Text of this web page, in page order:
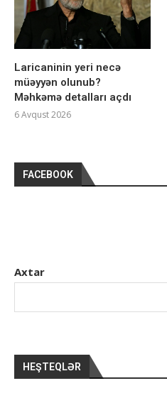
Laricaninin yeri necə
müəyyən olunub?
Məhkəmə detalları açdı
6 Avqust 2026
FACEBOOK
Axtar
HEŞTEQLƏR